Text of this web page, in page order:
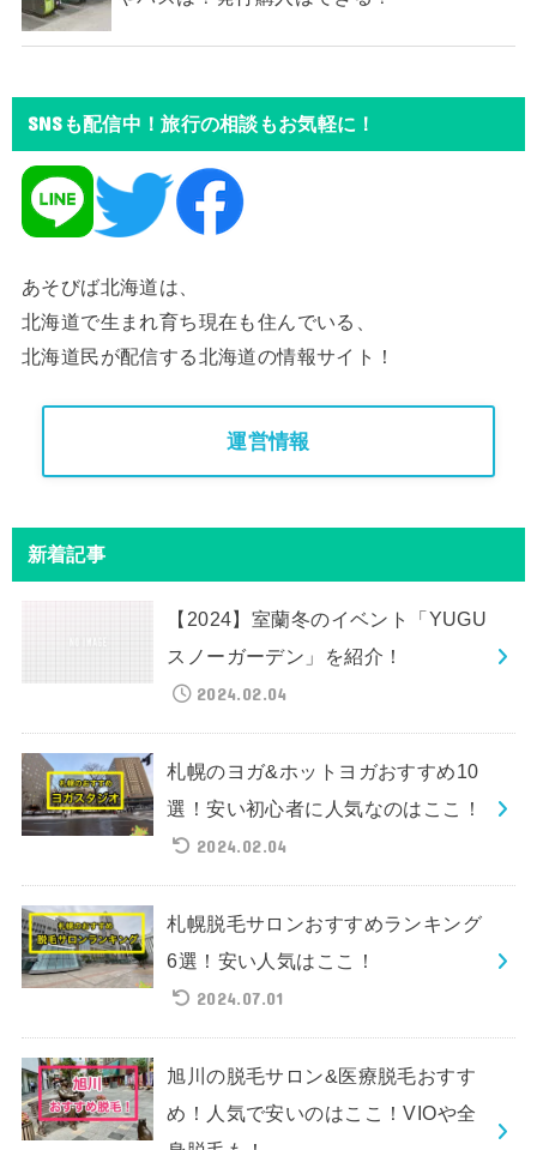
SNSも配信中！旅行の相談もお気軽に！
あそびば北海道は、
北海道で生まれ育ち現在も住んでいる、
北海道民が配信する北海道の情報サイト！
運営情報
新着記事
【2024】室蘭冬のイベント「YUGU
スノーガーデン」を紹介！
2024.02.04
札幌のヨガ&ホットヨガおすすめ10
選！安い初心者に人気なのはここ！
2024.02.04
札幌脱毛サロンおすすめランキング
6選！安い人気はここ！
2024.07.01
旭川の脱毛サロン&医療脱毛おすす
め！人気で安いのはここ！VIOや全